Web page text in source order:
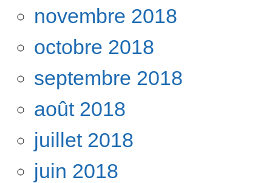
novembre 2018
octobre 2018
septembre 2018
août 2018
juillet 2018
juin 2018